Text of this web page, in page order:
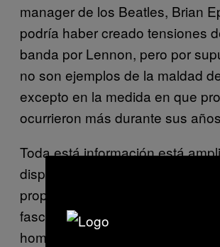
manager de los Beatles, Brian
podría haber creado tensiones
banda por Lennon, pero por
no son ejemplos de la maldad
excepto en la medida en que
ocurrieron más durante sus
Toda está información está
disponible, y mucha de ella salió
propia boca de Lennon, aún así
fascinación cultural por el
hombre persiste. Me duele